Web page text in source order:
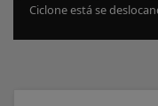
Ciclone está se